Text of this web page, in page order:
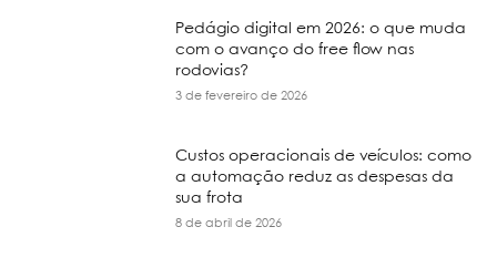
Pedágio digital em 2026: o que muda
com o avanço do free flow nas
rodovias?
3 de fevereiro de 2026
Custos operacionais de veículos: como
a automação reduz as despesas da
sua frota
8 de abril de 2026